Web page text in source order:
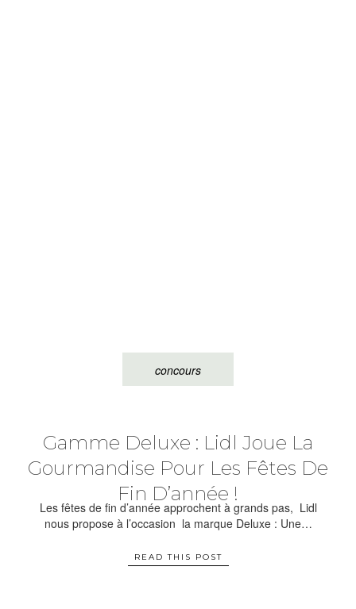
concours
Gamme Deluxe : Lidl Joue La
Gourmandise Pour Les Fêtes De
Fin D’année !
Les fêtes de fin d’année approchent à grands pas, Lidl
nous propose à l’occasion la marque Deluxe : Une…
READ THIS POST